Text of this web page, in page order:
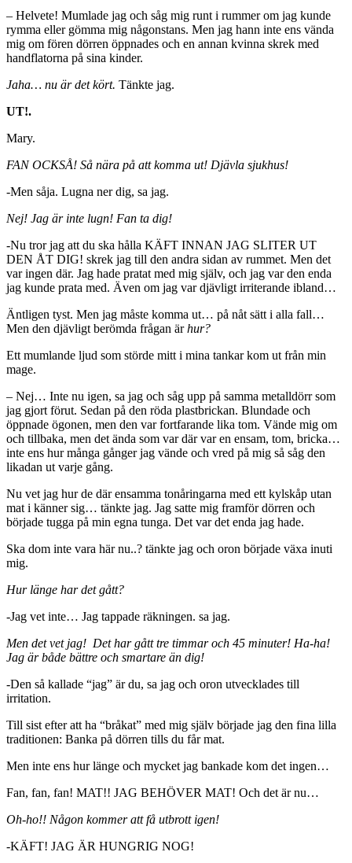
– Helvete! Mumlade jag och såg mig runt i rummer om jag kunde
rymma eller gömma mig någonstans. Men jag hann inte ens vända
mig om fören dörren öppnades och en annan kvinna skrek med
handflatorna på sina kinder.
Jaha… nu är det kört. Tänkte jag.
UT!.
Mary.
FAN OCKSÅ! Så nära på att komma ut! Djävla sjukhus!
-Men såja. Lugna ner dig, sa jag.
Nej! Jag är inte lugn! Fan ta dig!
-Nu tror jag att du ska hålla KÄFT INNAN JAG SLITER UT
DEN ÅT DIG! skrek jag till den andra sidan av rummet. Men det
var ingen där. Jag hade pratat med mig själv, och jag var den enda
jag kunde prata med. Även om jag var djävligt irriterande ibland…
Äntligen tyst. Men jag måste komma ut… på nåt sätt i alla fall…
Men den djävligt berömda frågan ärhur?
Ett mumlande ljud som störde mitt i mina tankar kom ut från min
mage.
– Nej… Inte nu igen, sa jag och såg upp på samma metalldörr som
jag gjort förut. Sedan på den röda plastbrickan. Blundade och
öppnade ögonen, men den var fortfarande lika tom. Vände mig om
och tillbaka, men det ända som var där var en ensam, tom, bricka…
inte ens hur många gånger jag vände och vred på mig så såg den
likadan ut varje gång.
Nu vet jag hur de där ensamma tonåringarna med ett kylskåp utan
mat i känner sig… tänkte jag. Jag satte mig framför dörren och
började tugga på min egna tunga. Det var det enda jag hade.
Ska dom inte vara här nu..? tänkte jag och oron började växa inuti
mig.
Hur länge har det gått?
-Jag vet inte… Jag tappade räkningen. sa jag.
Men det vet jag! Det har gått tre timmar och 45 minuter! Ha-ha!
Jag är både bättre och smartare än dig!
-Den så kallade “jag” är du, sa jag och oron utvecklades till
irritation.
Till sist efter att ha “bråkat” med mig själv började jag den fina lilla
traditionen: Banka på dörren tills du får mat.
Men inte ens hur länge och mycket jag bankade kom det ingen…
Fan, fan, fan! MAT!! JAG BEHÖVER MAT! Och det är nu…
Oh-ho!! Någon kommer att få utbrott igen!
-KÄFT! JAG ÄR HUNGRIG NOG!